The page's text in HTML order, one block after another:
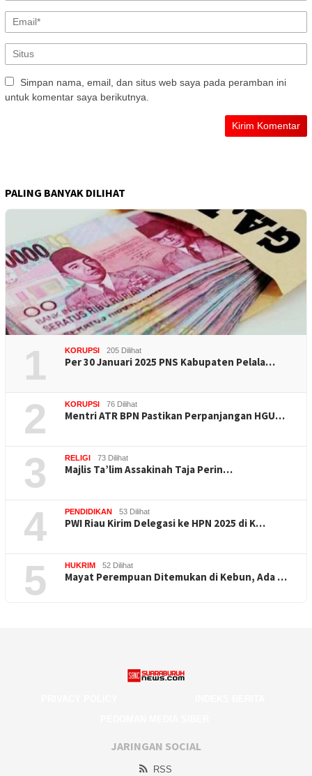
Simpan nama, email, dan situs web saya pada peramban ini
untuk komentar saya berikutnya.
PALING BANYAK DILIHAT
1 KORUPSI 205 Dilihat
Per 30 Januari 2025 PNS Kabupaten Pelala…
2 KORUPSI 76 Dilihat
Mentri ATR BPN Pastikan Perpanjangan HGU…
3 RELIGI 73 Dilihat
Majlis Ta’lim Assakinah Taja Perin…
4 PENDIDIKAN 53 Dilihat
PWI Riau Kirim Delegasi ke HPN 2025 di K…
5 HUKRIM 52 Dilihat
Mayat Perempuan Ditemukan di Kebun, Ada …
JARINGAN SOCIAL
RSS